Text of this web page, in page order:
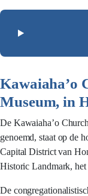
Kawaiaha’o
Museum, in
De Kawaiaha’o
genoemd, staat op de
Capital District van
Historic Landmark,
De